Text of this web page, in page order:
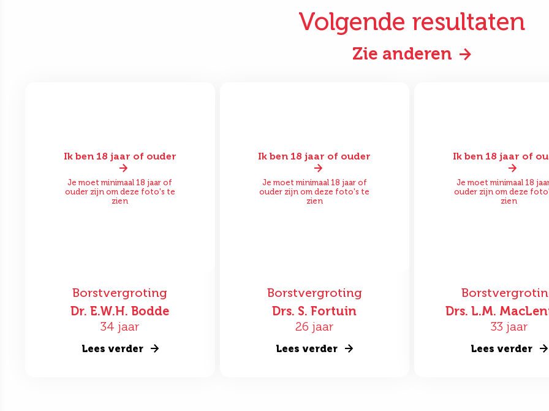
Volgende resultaten
Zie anderen
Ik ben 18 jaar of ouder
Je moet minimaal 18 jaar of
ouder zijn om deze foto's te
zien
Voor Na
Borstvergroting
Dr. E.W.H. Bodde
34 jaar
Lees verder
Ik ben 18 jaar of ouder
Je moet minimaal 18 jaar of
ouder zijn om deze foto's te
zien
Voor Na
Borstvergroting
Drs. S. Fortuin
26 jaar
Lees verder
Ik ben 18 jaar of
Je moet minimaal 18
ouder zijn om deze
zien
Voor
Drs. L.M.
33 jaar
Lees verder